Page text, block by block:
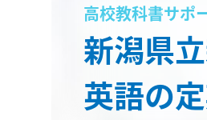
高校教科書サポ
新潟県
英語の